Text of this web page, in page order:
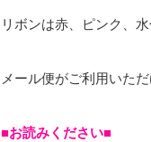
リボンは赤、ピンク、
メール便がご利用いただ
■お読みください■